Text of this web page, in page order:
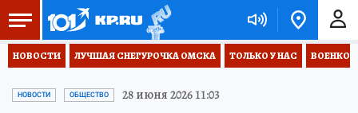
НОВОСТИ ЛУЧШАЯ СНЕГУРОЧКА ОМСКА ТОЛЬКО У НАС
НОВОСТИ ОБЩЕСТВО 28 июня 2026 11:03